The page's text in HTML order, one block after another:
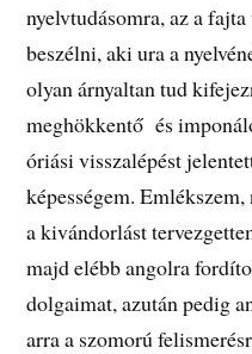
nyelvtudásomra, az a
beszélni, aki ura a
olyan árnyaltan tud
meghökkentő és
óriási visszalépést
képességem.
a kivándorlást
majd elébb angolra
dolgaimat, azután pedig
arra a szomorú